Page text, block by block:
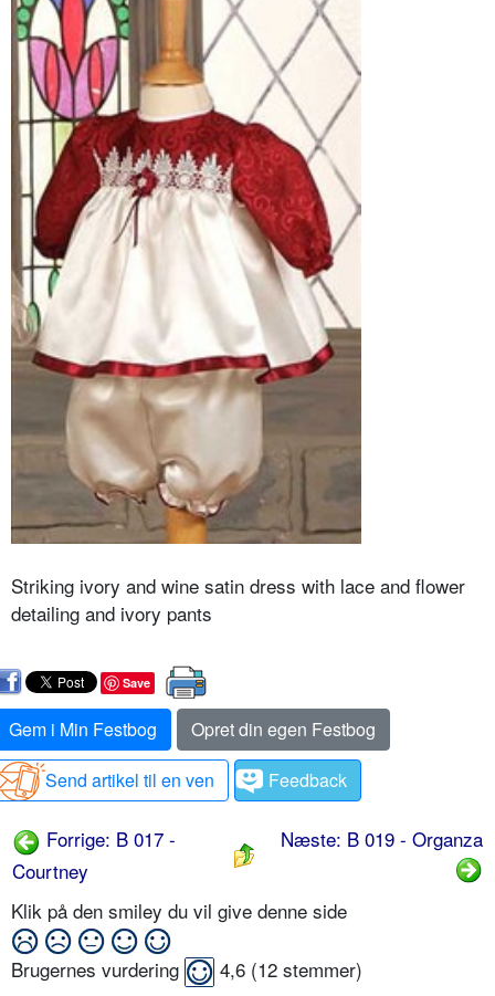
Striking ivory and wine satin dress with lace and flower
detailing and ivory pants
Save
Gem i Min Festbog
Opret din egen Festbog
Send artikel til en ven
Feedback
Forrige: B 017 -
Courtney
Næste: B 019 - Organza
Klik på den smiley du vil give denne side
Brugernes vurdering 4,6 (12 stemmer)